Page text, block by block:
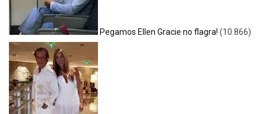
Pegamos Ellen Gracie no flagra! (10.866)